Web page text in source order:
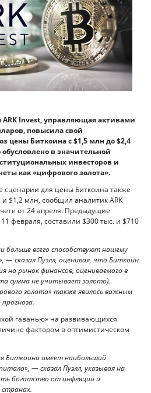
Invest, управляющая активами
повысила свой
цены Биткоина с $1,5 млн до $2,4
в значительной
инвесторов и
как «цифрового золота».
сценарии для цены Биткоина также
$1,2 млн, сообщил аналитик ARK
от 24 апреля. Предыдущие
февраля, составили $300 тыс. и $710
больше всего способствуют нашему
— сказал Пуэлл, оценивая, что Биткоин
на рынок финансов, оцениваемого в
сумма не учитывает золото).
золота» также явилось важным
гаванью» на развивающихся
фактором в оптимистическом
Биткоина имеет наибольший
— сказал Пуэлл, указывая на
богатство от инфляции и
странах.